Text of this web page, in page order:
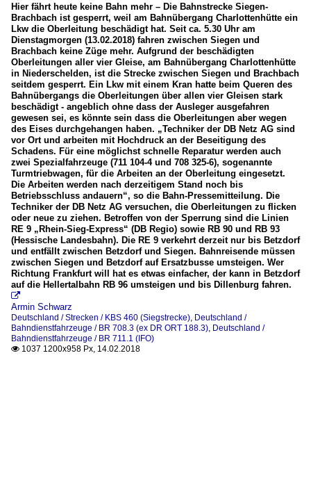
Hier fährt heute keine Bahn mehr – Die Bahnstrecke Siegen-
Brachbach ist gesperrt, weil am Bahnübergang Charlottenhütte ein
Lkw die Oberleitung beschädigt hat. Seit ca. 5.30 Uhr am
Dienstagmorgen (13.02.2018) fahren zwischen Siegen und
Brachbach keine Züge mehr. Aufgrund der beschädigten
Oberleitungen aller vier Gleise, am Bahnübergang Charlottenhütte
in Niederschelden, ist die Strecke zwischen Siegen und Brachbach
seitdem gesperrt. Ein Lkw mit einem Kran hatte beim Queren des
Bahnübergangs die Oberleitungen über allen vier Gleisen stark
beschädigt - angeblich ohne dass der Ausleger ausgefahren
gewesen sei, es könnte sein dass die Oberleitungen aber wegen
des Eises durchgehangen haben. „Techniker der DB Netz AG sind
vor Ort und arbeiten mit Hochdruck an der Beseitigung des
Schadens. Für eine möglichst schnelle Reparatur werden auch
zwei Spezialfahrzeuge (711 104-4 und 708 325-6), sogenannte
Turmtriebwagen, für die Arbeiten an der Oberleitung eingesetzt.
Die Arbeiten werden nach derzeitigem Stand noch bis
Betriebsschluss andauern“, so die Bahn-Pressemitteilung. Die
Techniker der DB Netz AG versuchen, die Oberleitungen zu flicken
oder neue zu ziehen. Betroffen von der Sperrung sind die Linien
RE 9 „Rhein-Sieg-Express“ (DB Regio) sowie RB 90 und RB 93
(Hessische Landesbahn). Die RE 9 verkehrt derzeit nur bis Betzdorf
und entfällt zwischen Betzdorf und Siegen. Bahnreisende müssen
zwischen Siegen und Betzdorf auf Ersatzbusse umsteigen. Wer
Richtung Frankfurt will hat es etwas einfacher, der kann in Betzdorf
auf die Hellertalbahn RB 96 umsteigen und bis Dillenburg fahren.

Armin Schwarz
Deutschland / Strecken / KBS 460 (Siegstrecke), Deutschland /
Bahndienstfahrzeuge / BR 708.3 (ex DR ORT 188.3), Deutschland /
Bahndienstfahrzeuge / BR 711.1 (IFO)
 1037 1200x958 Px, 14.02.2018